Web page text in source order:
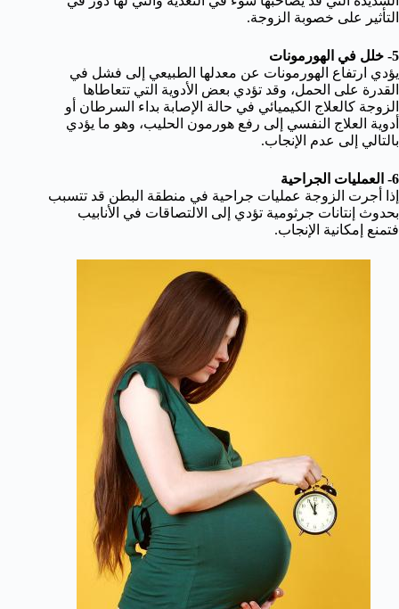
التأثير على خصوبة الزوجة.
5- خلل في الهورمونات
يؤدي ارتفاع الهورمونات عن معدلها الطبيعي إلى فشل في
القدرة على الحمل، وقد تؤدي بعض الأدوية التي تتعاطاها
الزوجة كالعلاج الكيميائي في حالة الإصابة بداء السرطان أو
أدوية العلاج النفسي إلى رفع هورمون الحليب، وهو ما يؤدي
بالتالي إلى عدم الإنجاب.
6- العمليات الجراحية
إذا أجرت الزوجة عمليات جراحية في منطقة البطن قد تتسبب
بحدوث إنتانات جرثومية تؤدي إلى الالتصاقات في الأنابيب
فتمنع إمكانية الإنجاب.